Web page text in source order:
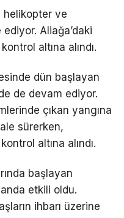
helikopter ve
Aliağa’daki
altına alındı.
dün başlayan
de devam ediyor.
çıkan yangına
sürerken,
altına alındı.
başlayan
etkili oldu.
ihbarı üzerine